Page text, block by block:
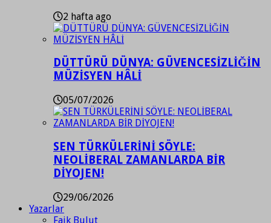
2 hafta ago
DÜTTÜRÜ DÜNYA: GÜVENCESİZLİĞİN
MÜZİSYEN HÂLİ
05/07/2026
SEN TÜRKÜLERİNİ SÖYLE:
NEOLİBERAL ZAMANLARDA BİR
DİYOJEN!
29/06/2026
Yazarlar
Faik Bulut